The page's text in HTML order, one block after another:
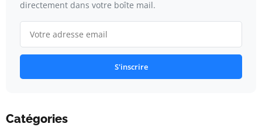
directement dans votre boîte mail.
S'inscrire
Catégories